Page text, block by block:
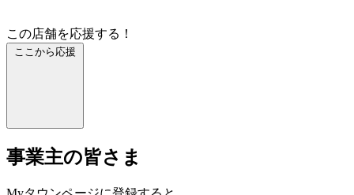
この店舗を応援する！
ここから応援
事業主の皆さま